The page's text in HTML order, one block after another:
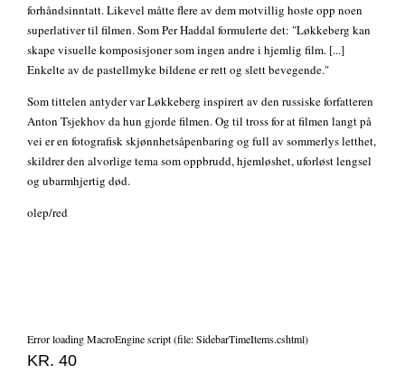
forhåndsinntatt. Likevel måtte flere av dem motvillig hoste opp noen
superlativer til filmen. Som Per Haddal formulerte det: "Løkkeberg kan
skape visuelle komposisjoner som ingen andre i hjemlig film. [...]
Enkelte av de pastellmyke bildene er rett og slett bevegende."
Som tittelen antyder var Løkkeberg inspirert av den russiske forfatteren
Anton Tsjekhov da hun gjorde filmen. Og til tross for at filmen langt på
vei er en fotografisk skjønnhetsåpenbaring og full av sommerlys letthet,
skildrer den alvorlige tema som oppbrudd, hjemløshet, uforløst lengsel
og ubarmhjertig død.
olep/red
Error loading MacroEngine script (file: SidebarTimeItems.cshtml)
KR. 40